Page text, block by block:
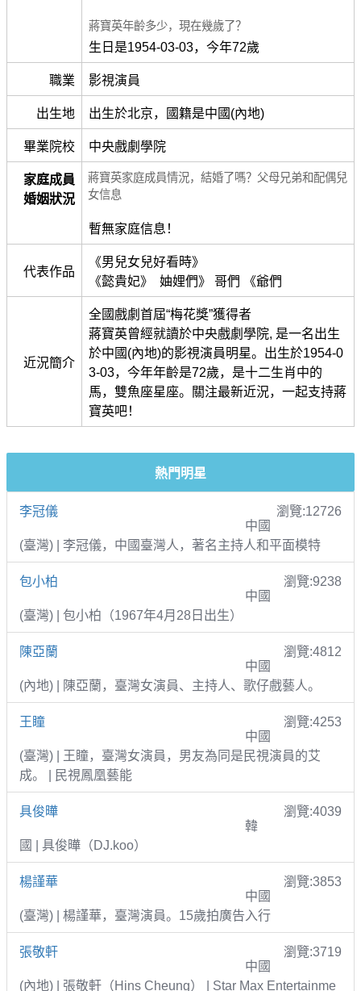
蔣寶英年齡多少，現在幾歲了？
生日是1954-03-03，今年72歲
職業 影視演員
出生地 出生於北京，國籍是中國(內地)
畢業院校 中央戲劇學院
家庭成員
婚姻狀況
蔣寶英家庭成員情況，結婚了嗎？父母兄弟和配偶兒
女信息
暫無家庭信息！
代表作品
《男兒女兒好看時》
《懿貴妃》 妯娌們》 哥們 《爺們
近況簡介
全國戲劇首屆“梅花獎”獲得者
蔣寶英曾經就讀於中央戲劇學院, 是一名出生
於中國(內地)的影視演員明星。出生於1954-0
3-03，今年年齡是72歲，是十二生肖中的
馬，雙魚座星座。關注最新近況，一起支持蔣
寶英吧！
熱門明星
李冠儀
瀏覽:12726
中國
(臺灣) | 李冠儀，中國臺灣人，著名主持人和平面模特
包小柏
瀏覽:9238
中國
(臺灣) | 包小柏（1967年4月28日出生）
陳亞蘭
瀏覽:4812
中國
(內地) | 陳亞蘭，臺灣女演員、主持人、歌仔戲藝人。
王瞳
瀏覽:4253
中國
(臺灣) | 王瞳，臺灣女演員，男友為同是民視演員的艾
成。 | 民視鳳凰藝能
具俊曄
瀏覽:4039
韓
國 | 具俊曄（DJ.koo）
楊謹華
瀏覽:3853
中國
(臺灣) | 楊謹華，臺灣演員。15歲拍廣告入行
張敬軒
瀏覽:3719
中國
(內地) | 張敬軒（Hins Cheung） | Star Max Entertainme